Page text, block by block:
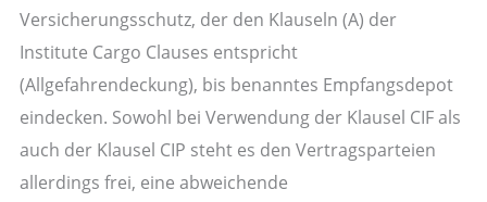
Versicherungsschutz, der den Klauseln (A) der
Institute Cargo Clauses entspricht
(Allgefahrendeckung), bis benanntes Empfangsdepot
eindecken. Sowohl bei Verwendung der Klausel CIF als
auch der Klausel CIP steht es den Vertragsparteien
allerdings frei, eine abweichende